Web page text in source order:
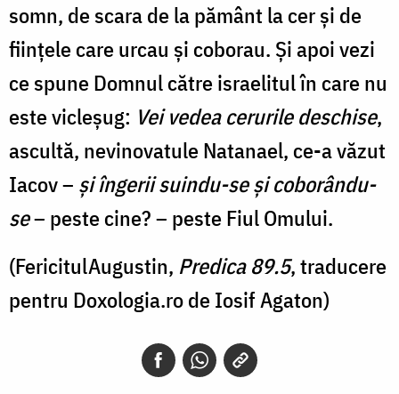
somn, de scara de la pământ la cer şi de
fiinţele care urcau şi coborau. Şi apoi vezi
ce spune Domnul către israelitul în care nu
este vicleşug: Vei vedea cerurile deschise,
ascultă, nevinovatule Natanael, ce-a văzut
Iacov – şi îngerii suindu-se şi coborându-
se– peste cine? – peste Fiul Omului.
(FericitulAugustin, Predica 89.5, traducere
pentru Doxologia.ro de Iosif Agaton)